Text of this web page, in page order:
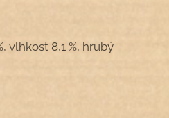
vlhkost 8,1 %, hrubý